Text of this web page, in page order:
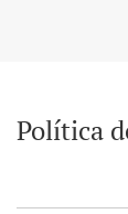
Política